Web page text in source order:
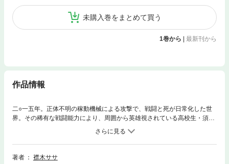
未購入巻をまとめて買う
1巻から 最新刊から
作品情報
二○一五年。正体不明の稼動機械による攻撃で、戦闘と死が日常化した世
界。その稀有な戦闘能力により、周囲から英雄視されている高校生・須崎
友哉は、敵の襲撃のさなか、新型兵器の戦闘用補助AI『EMERADA』と接
触、仮使用者となる。銃、ブレードなどの武器に変化しながら戦闘補助を
行うエメラダの高次な能力は、明らかに人類の技術力を越えるものだっ
た。脳内に直接響くエメラダの声……。『彼女』は本当に友哉の味方なの
著者
襟木ササ